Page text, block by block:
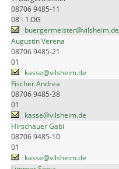
08706 9485-11
08 - 1.OG
buergermeister@vilsheim.de
Augustin Verena
08706 9485-21
01
kasse@vilsheim.de
Fischer Andrea
08706 9485-38
01
kasse@vilsheim.de
Hirschauer Gabi
08706 9485-10
01
kasse@vilsheim.de